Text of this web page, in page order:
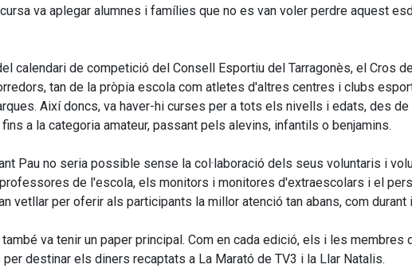
va aplegar alumnes i famílies que no es van voler perdre aquest
calendari de competició del Consell Esportiu del Tarragonès, el Cros
tan de la pròpia escola com atletes d'altres centres i clubs
Així doncs, va haver-hi curses per a tots els nivells i edats, des
a la categoria amateur, passant pels alevins, infantils o benjamins.
Pau no seria possible sense la col·laboració dels seus voluntaris i
de l'escola, els monitors i monitores d'extraescolars i el
vetllar per oferir als participants la millor atenció tan abans, com
va tenir un paper principal. Com en cada edició, els i les membres
destinar els diners recaptats a La Marató de TV3 i la Llar Natalis.